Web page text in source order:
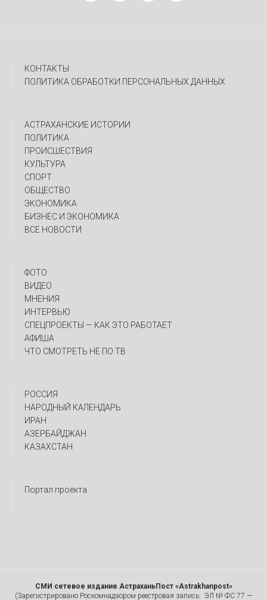
КОНТАКТЫ
ПОЛИТИКА ОБРАБОТКИ ПЕРСОНАЛЬНЫХ ДАННЫХ
АСТРАХАНСКИЕ ИСТОРИИ
ПОЛИТИКА
ПРОИСШЕСТВИЯ
КУЛЬТУРА
СПОРТ
ОБЩЕСТВО
ЭКОНОМИКА
БИЗНЕС И ЭКОНОМИКА
ВСЕ НОВОСТИ
ФОТО
ВИДЕО
МНЕНИЯ
ИНТЕРВЬЮ
CПЕЦПРОЕКТЫ — КАК ЭТО РАБОТАЕТ
АФИША
ЧТО СМОТРЕТЬ НЕ ПО ТВ
РОССИЯ
НАРОДНЫЙ КАЛЕНДАРЬ
ИРАН
АЗЕРБАЙДЖАН
КАЗАХСТАН
Портал проекта
СМИ сетевое издание АстраханьПост «Astrakhanpost»
(Зарегистрировано Роскомнадзором реестровая запись: ЭЛ № ФС 77 —